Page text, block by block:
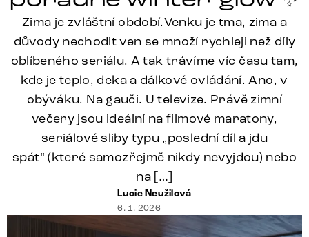
Zima je zvláštní období.Venku je tma, zima a
důvody nechodit ven se množí rychleji než díly
oblíbeného seriálu. A tak trávíme víc času tam,
kde je teplo, deka a dálkové ovládání. Ano, v
obýváku. Na gauči. U televize. Právě zimní
večery jsou ideální na filmové maratony,
seriálové sliby typu „poslední díl a jdu
spát“ (které samozřejmě nikdy nevyjdou) nebo
na […]
Lucie Neužilová
6. 1. 2026